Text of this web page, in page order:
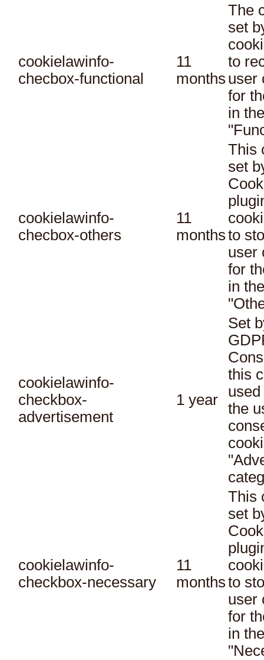
cookielawinfo-
checbox-functional
11
months
The
set
to
user
for
in
cookielawinfo-
checbox-others
11
months
This
set
to
user
for
in
cookielawinfo-
checkbox-
advertisement
1 year
Set
this
the
cookielawinfo-
checkbox-necessary
11
months
This
set
to
user
for
in